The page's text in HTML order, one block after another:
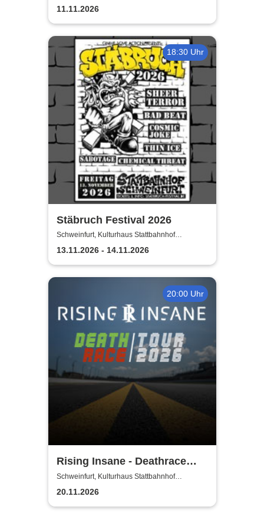
Schweinfurt
11.11.2026
18:30 Uhr
Stäbruch Festival 2026
Schweinfurt, Kulturhaus Stattbahnhof
Schweinfurt
13.11.2026 - 14.11.2026
20:00 Uhr
Rising Insane - Deathrace
Tour 2026
Schweinfurt, Kulturhaus Stattbahnhof
Schweinfurt
20.11.2026